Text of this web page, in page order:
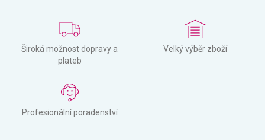
Široká možnost dopravy a
plateb
Velký výběr zboží
Profesionální poradenství